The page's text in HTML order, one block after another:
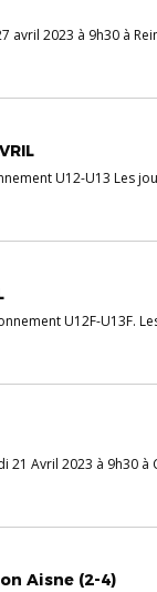
avril 2023 à 9h30 à
U12-U13 Les
U12F-U13F.
21 Avril 2023 à 9h30
Aisne (2-4)